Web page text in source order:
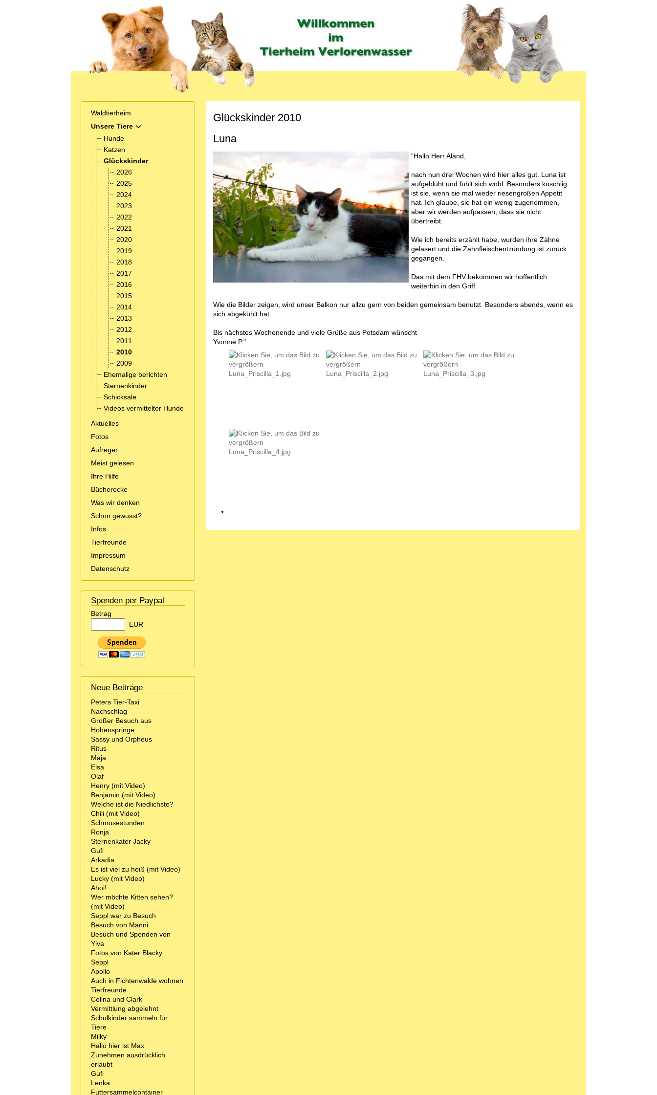
Waldtierheim
Unsere Tiere
MOD_MENU_TOGGLE_SUBMENU_LABEL
Hunde
Katzen
Glückskinder
2026
2025
2024
2023
2022
2021
2020
2019
2018
2017
2016
2015
2014
2013
2012
2011
2010
2009
Ehemalige berichten
Sternenkinder
Schicksale
Videos vermittelter Hunde
Aktuelles
Fotos
Aufreger
Meist gelesen
Ihre Hilfe
Bücherecke
Was wir denken
Schon gewusst?
Infos
Tierfreunde
Impressum
Datenschutz
Spenden per Paypal
Betrag
EUR
Neue Beiträge
Peters Tier-Taxi
Nachschlag
Großer Besuch aus
Hohenspringe
Sassy und Orpheus
Ritus
Maja
Elsa
Olaf
Henry (mit Video)
Benjamin (mit Video)
Welche ist die Niedlichste?
Chili (mit Video)
Schmusestunden
Ronja
Sternenkater Jacky
Gufi
Arkadia
Es ist viel zu heiß (mit Video)
Lucky (mit Video)
Ahoi!
Wer möchte Kitten sehen?
(mit Video)
Seppl war zu Besuch
Besuch von Manni
Besuch und Spenden von
Ylva
Fotos von Kater Blacky
Seppl
Apollo
Auch in Fichtenwalde wohnen
Tierfreunde
Colina und Clark
Vermittlung abgelehnt
Schulkinder sammeln für
Tiere
Milky
Hallo hier ist Max
Zunehmen ausdrücklich
erlaubt
Gufi
Lenka
Futtersammelcontainer
Glückskinder 2010
Luna
"Hallo Herr Aland,
nach nun drei Wochen wird hier alles gut. Luna ist
aufgeblüht und fühlt sich wohl. Besonders kuschlig
ist sie, wenn sie mal wieder riesengroßen Appetit
hat. Ich glaube, sie hat ein wenig zugenommen,
aber wir werden aufpassen, dass sie nicht
übertreibt.
Wie ich bereits erzählt habe, wurden ihre Zähne
gelasert und die Zahnfleischentzündung ist zurück
gegangen.
Das mit dem FHV bekommen wir hoffentlich
weiterhin in den Griff.
Wie die Bilder zeigen, wird unser Balkon nur allzu gern von beiden gemeinsam benutzt. Besonders abends, wenn es
sich abgekühlt hat.
Bis nächstes Wochenende und viele Grüße aus Potsdam wünscht
Yvonne P."